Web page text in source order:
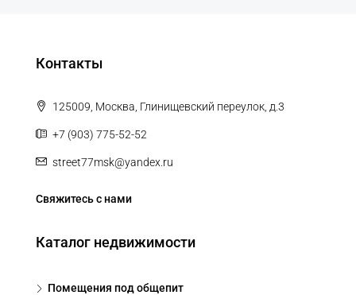
Контакты
125009, Москва, Глинищевский переулок, д.3
+7 (903) 775-52-52
street77msk@yandex.ru
Свяжитесь с нами
Каталог недвижимости
Помещения под общепит